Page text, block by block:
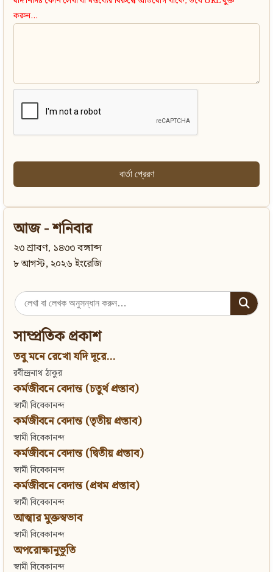
করুন...
আজ - শনিবার
২৩ শ্রাবণ, ১৪৩৩ বঙ্গাব্দ
৮ আগস্ট, ২০২৬ ইংরেজি
Search
for:
সাম্প্রতিক প্রকাশ
তবু মনে রেখো যদি দূরে...
রবীন্দ্রনাথ ঠাকুর
কর্মজীবনে বেদান্ত (চতুর্থ প্রস্তাব)
স্বামী বিবেকানন্দ
কর্মজীবনে বেদান্ত (তৃতীয় প্রস্তাব)
স্বামী বিবেকানন্দ
কর্মজীবনে বেদান্ত (দ্বিতীয় প্রস্তাব)
স্বামী বিবেকানন্দ
কর্মজীবনে বেদান্ত (প্রথম প্রস্তাব)
স্বামী বিবেকানন্দ
আত্মার মুক্তস্বভাব
স্বামী বিবেকানন্দ
অপরোক্ষানুভূতি
স্বামী বিবেকানন্দ